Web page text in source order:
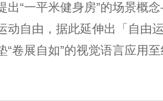
出“一平米健身房”的场景概
动自由，据此延伸出「自由
“卷展自如”的视觉语言应用